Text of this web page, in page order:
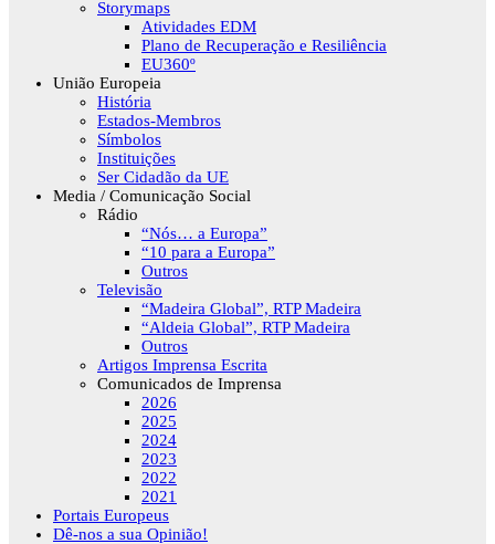
Storymaps
Atividades EDM
Plano de Recuperação e Resiliência
EU360º
União Europeia
História
Estados-Membros
Símbolos
Instituições
Ser Cidadão da UE
Media / Comunicação Social
Rádio
“Nós… a Europa”
“10 para a Europa”
Outros
Televisão
“Madeira Global”, RTP Madeira
“Aldeia Global”, RTP Madeira
Outros
Artigos Imprensa Escrita
Comunicados de Imprensa
2026
2025
2024
2023
2022
2021
Portais Europeus
Dê-nos a sua Opinião!